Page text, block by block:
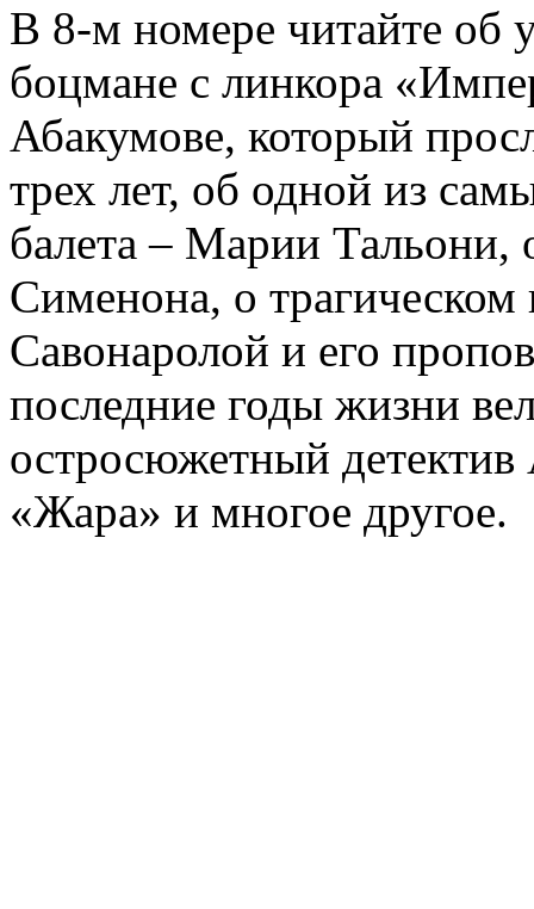
В 8-м номере читайте об
боцмане с линкора
Абакумове, который
трех лет, об одной из
балета – Марии
Сименона, о трагическом
Савонаролой и его
последние годы жизни
остросюжетный детектив
«Жара» и многое другое.